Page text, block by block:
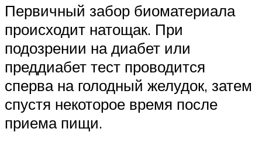
Первичный забор биоматериала
происходит натощак. При
подозрении на диабет или
преддиабет тест проводится
сперва на голодный желудок, затем
спустя некоторое время после
приема пищи.